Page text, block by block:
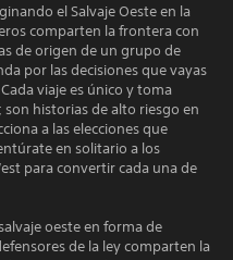
el Salvaje Oeste en la
comparten la frontera con
de origen de un grupo de
por las decisiones que vayas
viaje es único y toma
son historias de alto riesgo en
a las elecciones que
en solitario a los
para convertir cada una de
oeste en forma de
de la ley comparten la